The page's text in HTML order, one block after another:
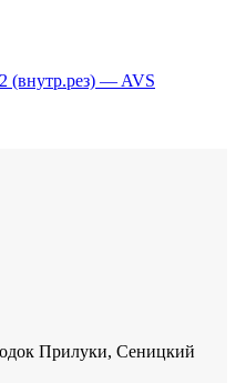
(внутр.рез) — AVS
Прилуки, Сеницкий